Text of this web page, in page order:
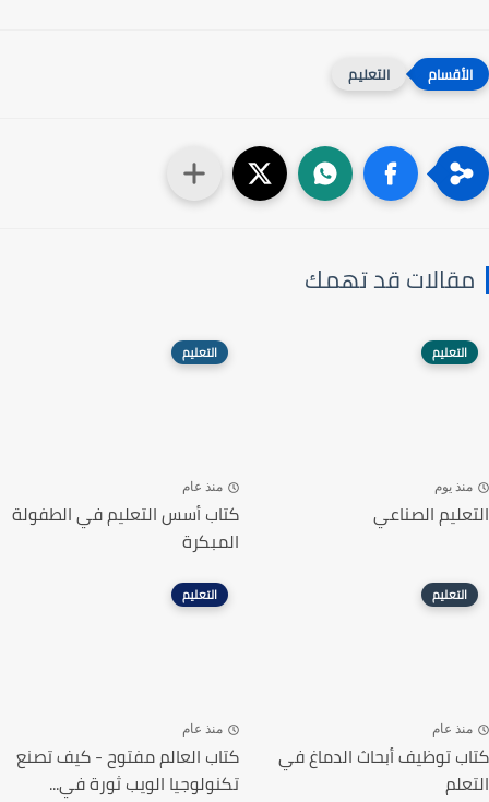
التعليم
مقالات قد تهمك
التعليم
منذ يوم
التعليم الصناعي
التعليم
منذ عام
كتاب أسس التعليم في الطفولة
المبكرة
التعليم
منذ عام
كتاب توظيف أبحاث الدماغ في
التعلم
التعليم
منذ عام
كتاب العالم مفتوح - كيف تصنع
تكنولوجيا الويب ثورة في...